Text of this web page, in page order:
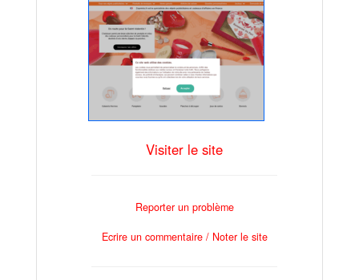
Visiter le site
Reporter un problème
Ecrire un commentaire / Noter le site